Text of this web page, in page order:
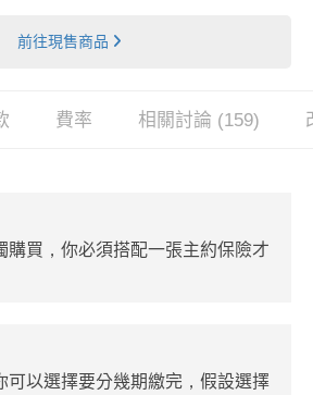
前往現售商品
費率 相關討論 (159)
購買，你必須搭配一張主約保險才
可以選擇要分幾期繳完，假設選擇